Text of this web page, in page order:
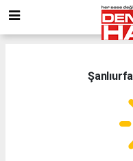
Şanlıurfa